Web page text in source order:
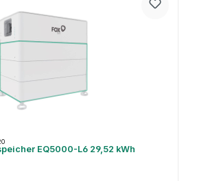
EQ5000-L6 29,52 kWh